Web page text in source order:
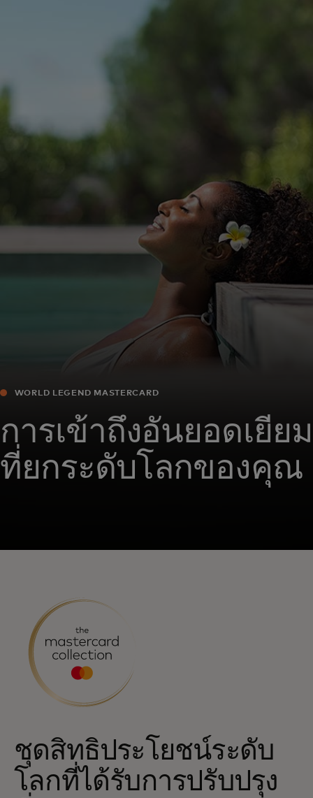
ข่าวสารและแนวโน้ม
WORLD LEGEND MASTERCARD
การเข้าถึงอันยอดเยี่ยม
ที่ยกระดับโลกของคุณ
ชุดสิทธิประโยชน์ระดับ
โลกที่ได้รับการปรับปรุง